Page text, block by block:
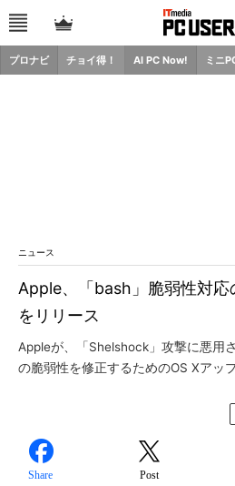
プロナビ チョイ得！ AI PC Now! ミニ
ニュース
Apple、「bash」脆弱性対応
をリリース
Appleが、「Shelshock」攻撃に悪用
の脆弱性を修正するためのOS Xアッ
Share Post